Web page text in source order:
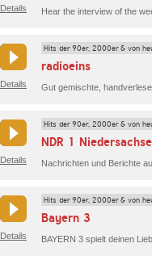
Details
Details
Hits der 90er, 2000er & von
radioeins
Details
Hits der 90er, 2000er & von
NDR 1
Details
Hits der 90er, 2000er & von
Bayern 3